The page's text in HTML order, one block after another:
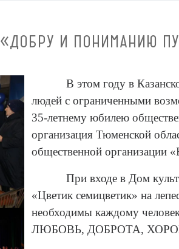
«ДОБРУ И ПОНИМАНИЮ
В этом году в
людей с ограниченными
35-летнему юбилею
организация Тюменской
общественной организации
При входе в Дом
«Цветик семицветик» на
необходимы каждому
ЛЮБОВЬ, ДОБРОТА,